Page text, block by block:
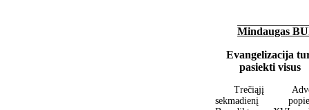
Mindaugas
Evangelizacija
pasiekti visus
Trečiąjį
sekmadienį